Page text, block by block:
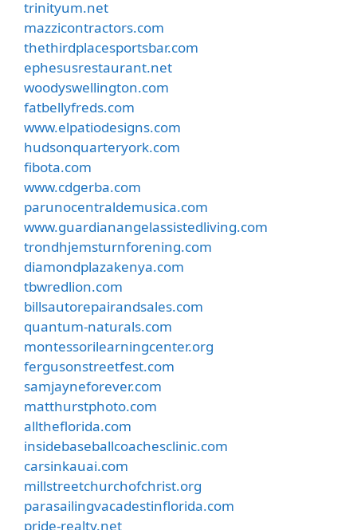
trinityum.net
mazzicontractors.com
thethirdplacesportsbar.com
ephesusrestaurant.net
woodyswellington.com
fatbellyfreds.com
www.elpatiodesigns.com
hudsonquarteryork.com
fibota.com
www.cdgerba.com
parunocentraldemusica.com
www.guardianangelassistedliving.com
trondhjemsturnforening.com
diamondplazakenya.com
tbwredlion.com
billsautorepairandsales.com
quantum-naturals.com
montessorilearningcenter.org
fergusonstreetfest.com
samjayneforever.com
matthurstphoto.com
alltheflorida.com
insidebaseballcoachesclinic.com
carsinkauai.com
millstreetchurchofchrist.org
parasailingvacadestinflorida.com
pride-realty.net